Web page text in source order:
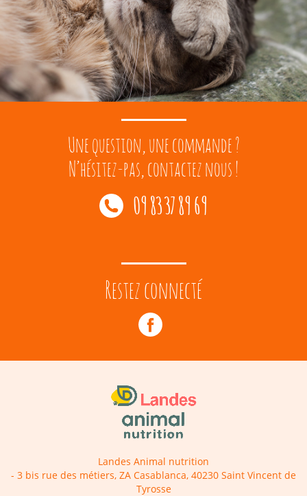
Une question, une commande ?
N’hésitez-pas, contactez nous !
09 83 37 89 69
Restez connecté
Landes Animal nutrition
- 3 bis rue des métiers, ZA Casablanca, 40230 Saint Vincent de
Tyrosse